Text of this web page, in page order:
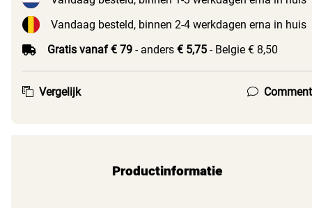
Vandaag besteld, binnen 2-4 werkdagen erna in huis
Gratis vanaf € 79 - anders € 5,75 - Belgie € 8,50
Vergelijk Comment
Productinformatie